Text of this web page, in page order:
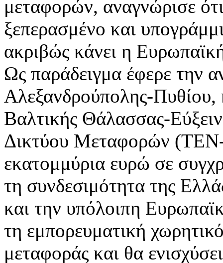
μεταφορών, αναγνώρισε
ξεπερασμένο και
ακριβώς κάνει η
Ως παράδειγμα έφερε την
Αλεξανδρούπολης-Πυθίου,
Βαλτικής Θάλασσας-
Δικτύου Μεταφορών
εκατομμύρια ευρώ σε
τη συνδεσιμότητα της
και την υπόλοιπη
τη εμπορευματική
μεταφοράς και θα